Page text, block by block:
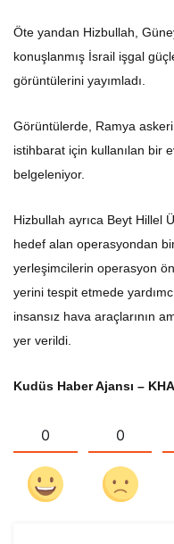
Öte yandan Hizbullah,
konuşlanmış İsrail işgal
görüntülerini yayımladı.
Görüntülerde, Ramya
istihbarat için kullanılan bir
belgeleniyor.
Hizbullah ayrıca Beyt Hillel
hedef alan operasyondan
yerleşimcilerin operasyon
yerini tespit etmede
insansız hava araçlarının
yer verildi.
Kudüs Haber Ajansı – KHA
0 0